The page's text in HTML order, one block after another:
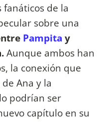
fanáticos de la
sobre una
Pampita y
Aunque ambos han
la conexión que
Ana y la
podrían ser
capítulo en su